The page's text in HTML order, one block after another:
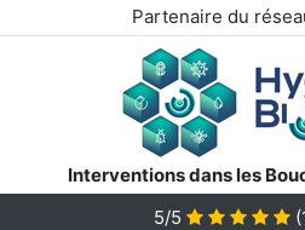
Partenaire du
Interventions dans les
5/5
(